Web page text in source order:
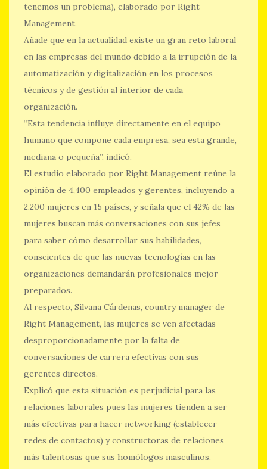
tenemos un problema), elaborado por Right
Management.
Añade que en la actualidad existe un gran reto laboral
en las empresas del mundo debido a la irrupción de la
automatización y digitalización en los procesos
técnicos y de gestión al interior de cada
organización.
“Esta tendencia influye directamente en el equipo
humano que compone cada empresa, sea esta grande,
mediana o pequeña”, indicó.
El estudio elaborado por Right Management reúne la
opinión de 4,400 empleados y gerentes, incluyendo a
2,200 mujeres en 15 países, y señala que el 42% de las
mujeres buscan más conversaciones con sus jefes
para saber cómo desarrollar sus habilidades,
conscientes de que las nuevas tecnologías en las
organizaciones demandarán profesionales mejor
preparados.
Al respecto, Silvana Cárdenas, country manager de
Right Management, las mujeres se ven afectadas
desproporcionadamente por la falta de
conversaciones de carrera efectivas con sus
gerentes directos.
Explicó que esta situación es perjudicial para las
relaciones laborales pues las mujeres tienden a ser
más efectivas para hacer networking (establecer
redes de contactos) y constructoras de relaciones
más talentosas que sus homólogos masculinos.